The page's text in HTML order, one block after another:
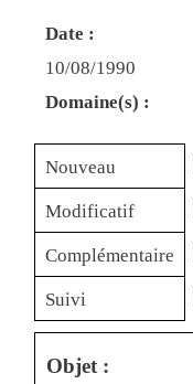
Date :
10/08/1990
Domaine(s) :
Nouveau
Modificatif
Complémentaire
Suivi
Objet :